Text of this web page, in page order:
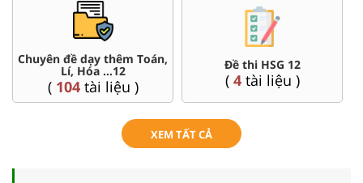
Chuyên đề dạy thêm Toán,
Lí, Hóa ...12
( 104tài liệu )
Đề thi HSG 12
( 4tài liệu )
XEM TẤT CẢ